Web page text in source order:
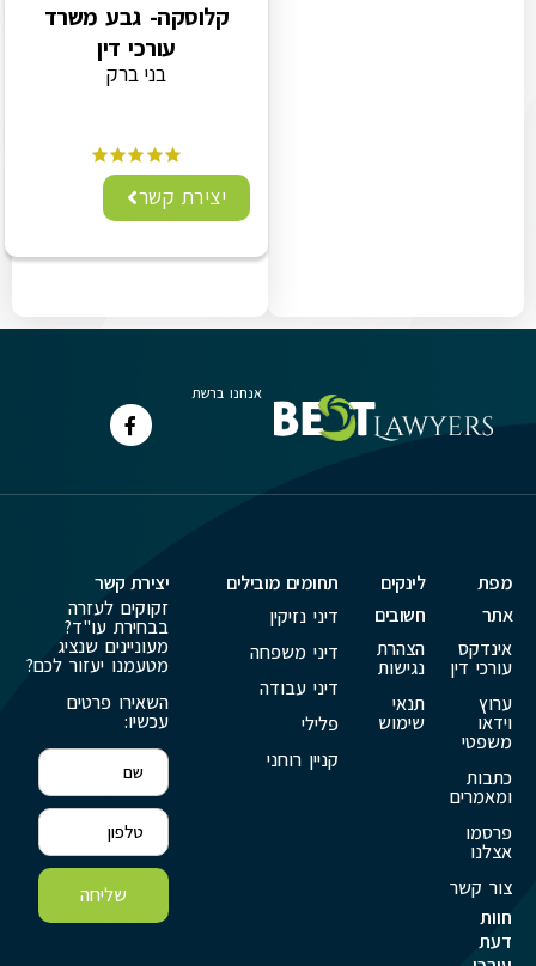
קלוסקה- גבע משרד
עורכי דין
בני ברק
יצירת קשר
אנחנו ברשת
מפת
אתר
אינדקס
עורכי דין
ערוץ
וידאו
משפטי
כתבות
ומאמרים
פרסמו
אצלנו
צור קשר
חוות
דעת
לינקים
חשובים
הצהרת
נגישות
תנאי
שימוש
תחומים מובילים
דיני נזיקין
דיני משפחה
דיני עבודה
פלילי
קניין רוחני
יצירת קשר
זקוקים לעזרה
בבחירת עו"ד?
מעוניינים שנציג
מטעמנו יעזור לכם?
השאירו פרטים
עכשיו:
שליחה